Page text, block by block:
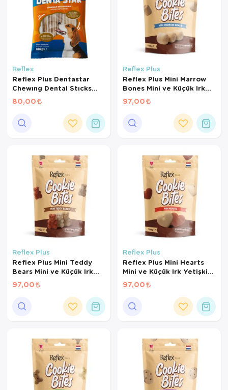
Reflex
Reflex Plus Dentastar
Chewıng Dental Stıcks
Medıum 180g
80,00
Reflex Plus
Reflex Plus Mini Marrow
Bones Mini ve Küçük Irk
Yetişkin Köpek Ödül
Maması 150 Gr
97,00
Reflex Plus
Reflex Plus Mini Teddy
Bears Mini ve Küçük Irk
Yetişkin Köpek Ödül
Maması 150 Gr
97,00
Reflex Plus
Reflex Plus Mini Hearts
Mini ve Küçük Irk Yetişkin
Köpek Ödül Maması 150 Gr
97,00